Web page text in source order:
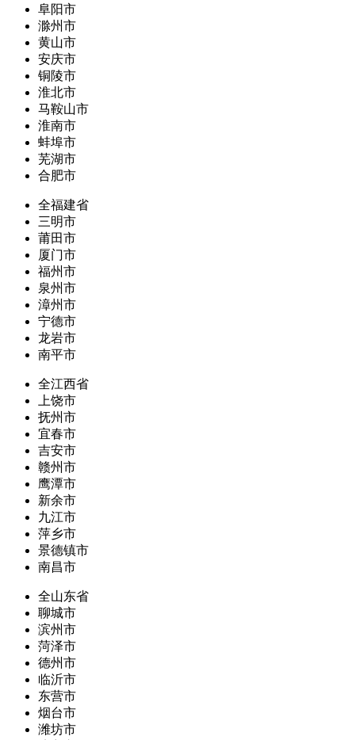
阜阳市
滁州市
黄山市
安庆市
铜陵市
淮北市
马鞍山市
淮南市
蚌埠市
芜湖市
合肥市
全福建省
三明市
莆田市
厦门市
福州市
泉州市
漳州市
宁德市
龙岩市
南平市
全江西省
上饶市
抚州市
宜春市
吉安市
赣州市
鹰潭市
新余市
九江市
萍乡市
景德镇市
南昌市
全山东省
聊城市
滨州市
菏泽市
德州市
临沂市
东营市
烟台市
潍坊市